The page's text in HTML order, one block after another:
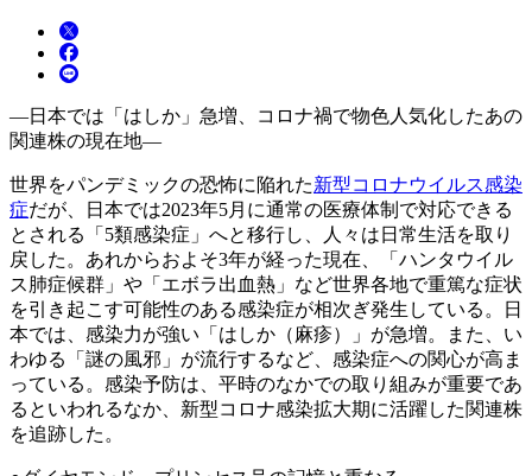
―日本では「はしか」急増、コロナ禍で物色人気化したあの
関連株の現在地―
世界をパンデミックの恐怖に陥れた新型コロナウイルス感染
症だが、日本では2023年5月に通常の医療体制で対応できる
とされる「5類感染症」へと移行し、人々は日常生活を取り
戻した。あれからおよそ3年が経った現在、「ハンタウイル
ス肺症候群」や「エボラ出血熱」など世界各地で重篤な症状
を引き起こす可能性のある感染症が相次ぎ発生している。日
本では、感染力が強い「はしか（麻疹）」が急増。また、い
わゆる「謎の風邪」が流行するなど、感染症への関心が高ま
っている。感染予防は、平時のなかでの取り組みが重要であ
るといわれるなか、新型コロナ感染拡大期に活躍した関連株
を追跡した。